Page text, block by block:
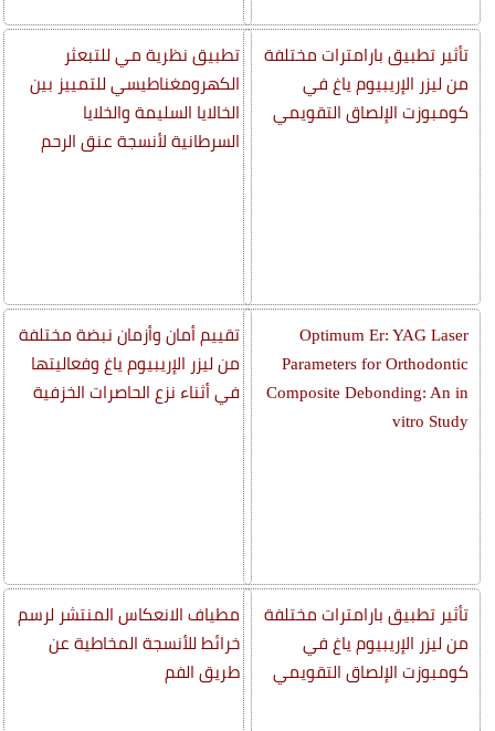
تأثير تطبيق بارامترات مختلفة
من ليزر الإريبيوم ياغ في
كومبوزت الإلصاق التقويمي
Optimum Er: YAG Laser
Parameters for Orthodontic
Composite Debonding: An in
vitro Study
تأثير تطبيق بارامترات مختلفة
من ليزر الإريبيوم ياغ في
كومبوزت الإلصاق التقويمي
تطبيق نظرية مي للتبعثر
الكهرومغناطيسي للتمييز بين
الخالايا السليمة والخلايا
السرطانية لأنسجة عنق الرحم
تقييم أمان وأزمان نبضة مختلفة
من ليزر الإريبيوم ياغ وفعاليتها
في أثناء نزع الحاصرات الخزفية
مطياف الانعكاس المنتشر لرسم
خرائط للأنسجة المخاطية عن
طريق الفم